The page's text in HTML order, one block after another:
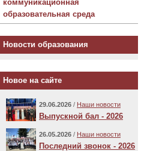
коммуникационная
образовательная среда
Новости образования
Новое на сайте
29.06.2026 / Наши новости
Выпускной бал - 2026
26.05.2026 / Наши новости
Последний звонок - 2026